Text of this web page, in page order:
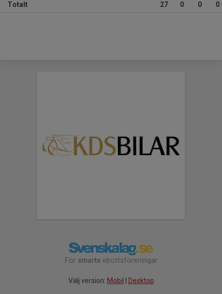
Totalt 27 0 0 0
För smarta idrottsföreningar
Välj version: Mobil Desktop